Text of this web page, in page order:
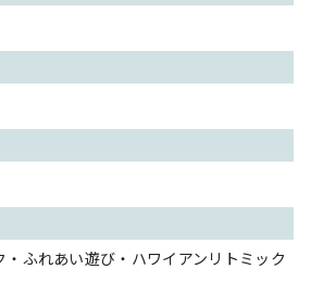
ふれあい遊び・ハワイアンリトミック